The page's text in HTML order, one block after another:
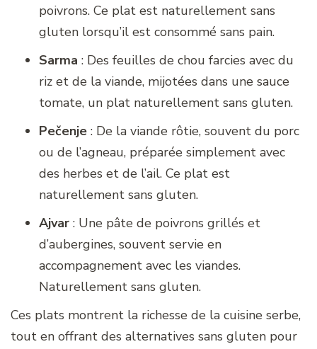
poivrons. Ce plat est naturellement sans
gluten lorsqu’il est consommé sans pain.
Sarma : Des feuilles de chou farcies avec du
riz et de la viande, mijotées dans une sauce
tomate, un plat naturellement sans gluten.
Pečenje : De la viande rôtie, souvent du porc
ou de l’agneau, préparée simplement avec
des herbes et de l’ail. Ce plat est
naturellement sans gluten.
Ajvar : Une pâte de poivrons grillés et
d’aubergines, souvent servie en
accompagnement avec les viandes.
Naturellement sans gluten.
Ces plats montrent la richesse de la cuisine serbe,
tout en offrant des alternatives sans gluten pour